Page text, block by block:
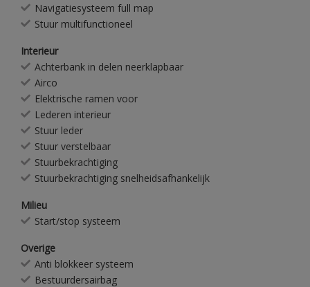
Navigatiesysteem full map
Stuur multifunctioneel
Interieur
Achterbank in delen neerklapbaar
Airco
Elektrische ramen voor
Lederen interieur
Stuur leder
Stuur verstelbaar
Stuurbekrachtiging
Stuurbekrachtiging snelheidsafhankelijk
Milieu
Start/stop systeem
Overige
Anti blokkeer systeem
Bestuurdersairbag